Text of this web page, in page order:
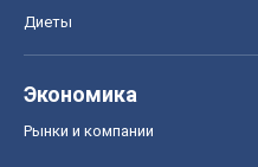
Диеты
Экономика
Рынки и компании